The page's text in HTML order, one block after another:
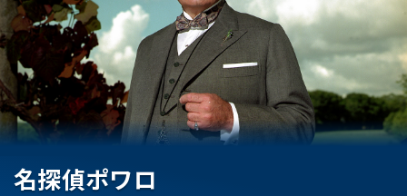
名探偵ポワロ